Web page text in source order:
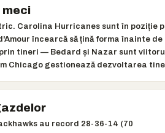
meci
Carolina Hurricanes sunt în poziție
încearcă să țină forma înainte
prin tineri — Bedard și Nazar sunt
Chicago gestionează dezvoltarea
au record 28-36-14 (70